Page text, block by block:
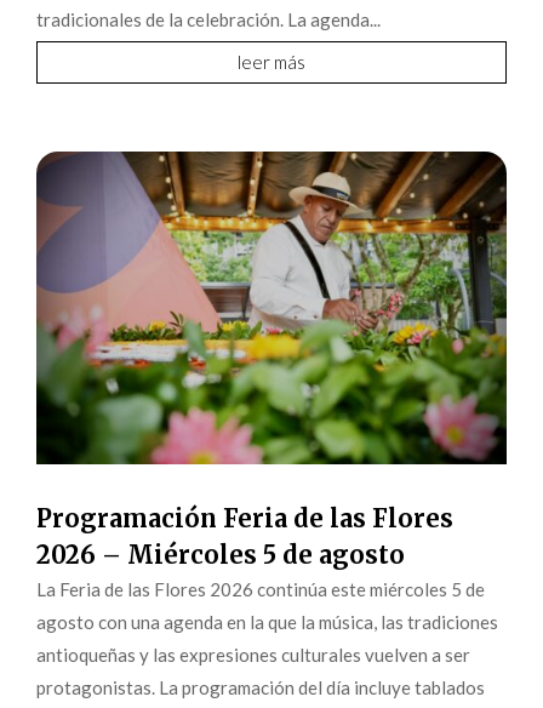
tradicionales de la celebración. La agenda...
leer más
Programación Feria de las Flores
2026 – Miércoles 5 de agosto
La Feria de las Flores 2026 continúa este miércoles 5 de
agosto con una agenda en la que la música, las tradiciones
antioqueñas y las expresiones culturales vuelven a ser
protagonistas. La programación del día incluye tablados